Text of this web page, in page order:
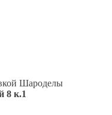
Шароделы
8 к.1